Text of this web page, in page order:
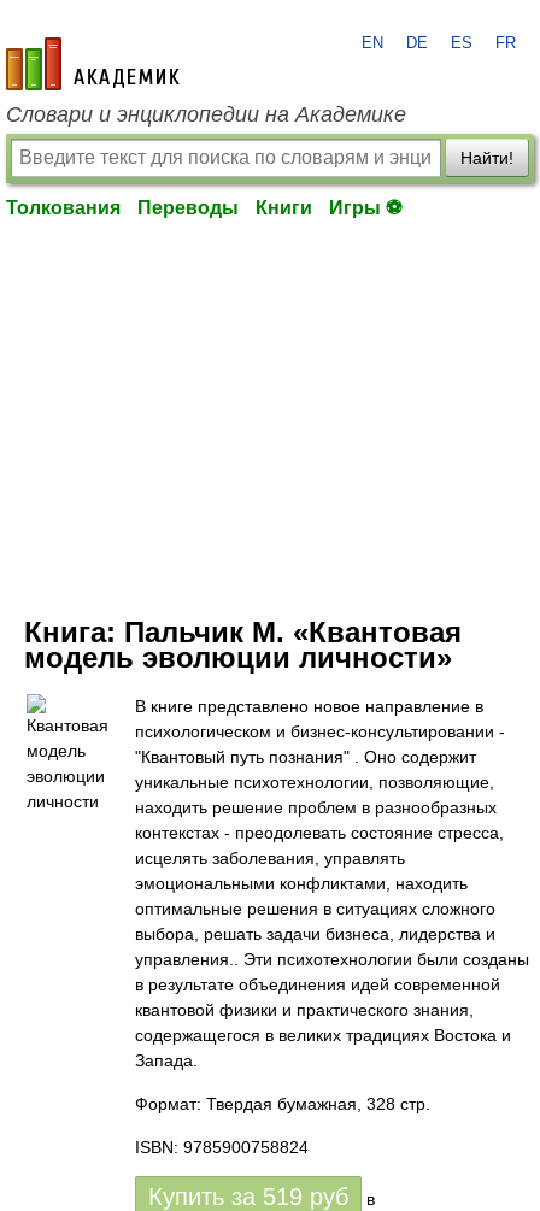
academic.ru
EN DE ES FR
Словари и энциклопедии на Академике
Найти!
Толкования Переводы Книги Игры ⚽
Книга: Пальчик М. «Квантовая
модель эволюции личности»
В книге представлено новое направление в
психологическом и бизнес-консультировании -
"Квантовый путь познания" . Оно содержит
уникальные психотехнологии, позволяющие,
находить решение проблем в разнообразных
контекстах - преодолевать состояние стресса,
исцелять заболевания, управлять
эмоциональными конфликтами, находить
оптимальные решения в ситуациях сложного
выбора, решать задачи бизнеса, лидерства и
управления.. Эти психотехнологии были созданы
в результате объединения идей современной
квантовой физики и практического знания,
содержащегося в великих традициях Востока и
Запада.
Формат: Твердая бумажная, 328 стр.
ISBN: 9785900758824
Купить за 519 руб в